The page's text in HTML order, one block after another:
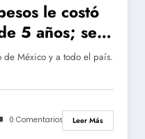
le costó
5 años; se
y lo
costal”
de México y a todo el país.
0 Comentarios Leer Más